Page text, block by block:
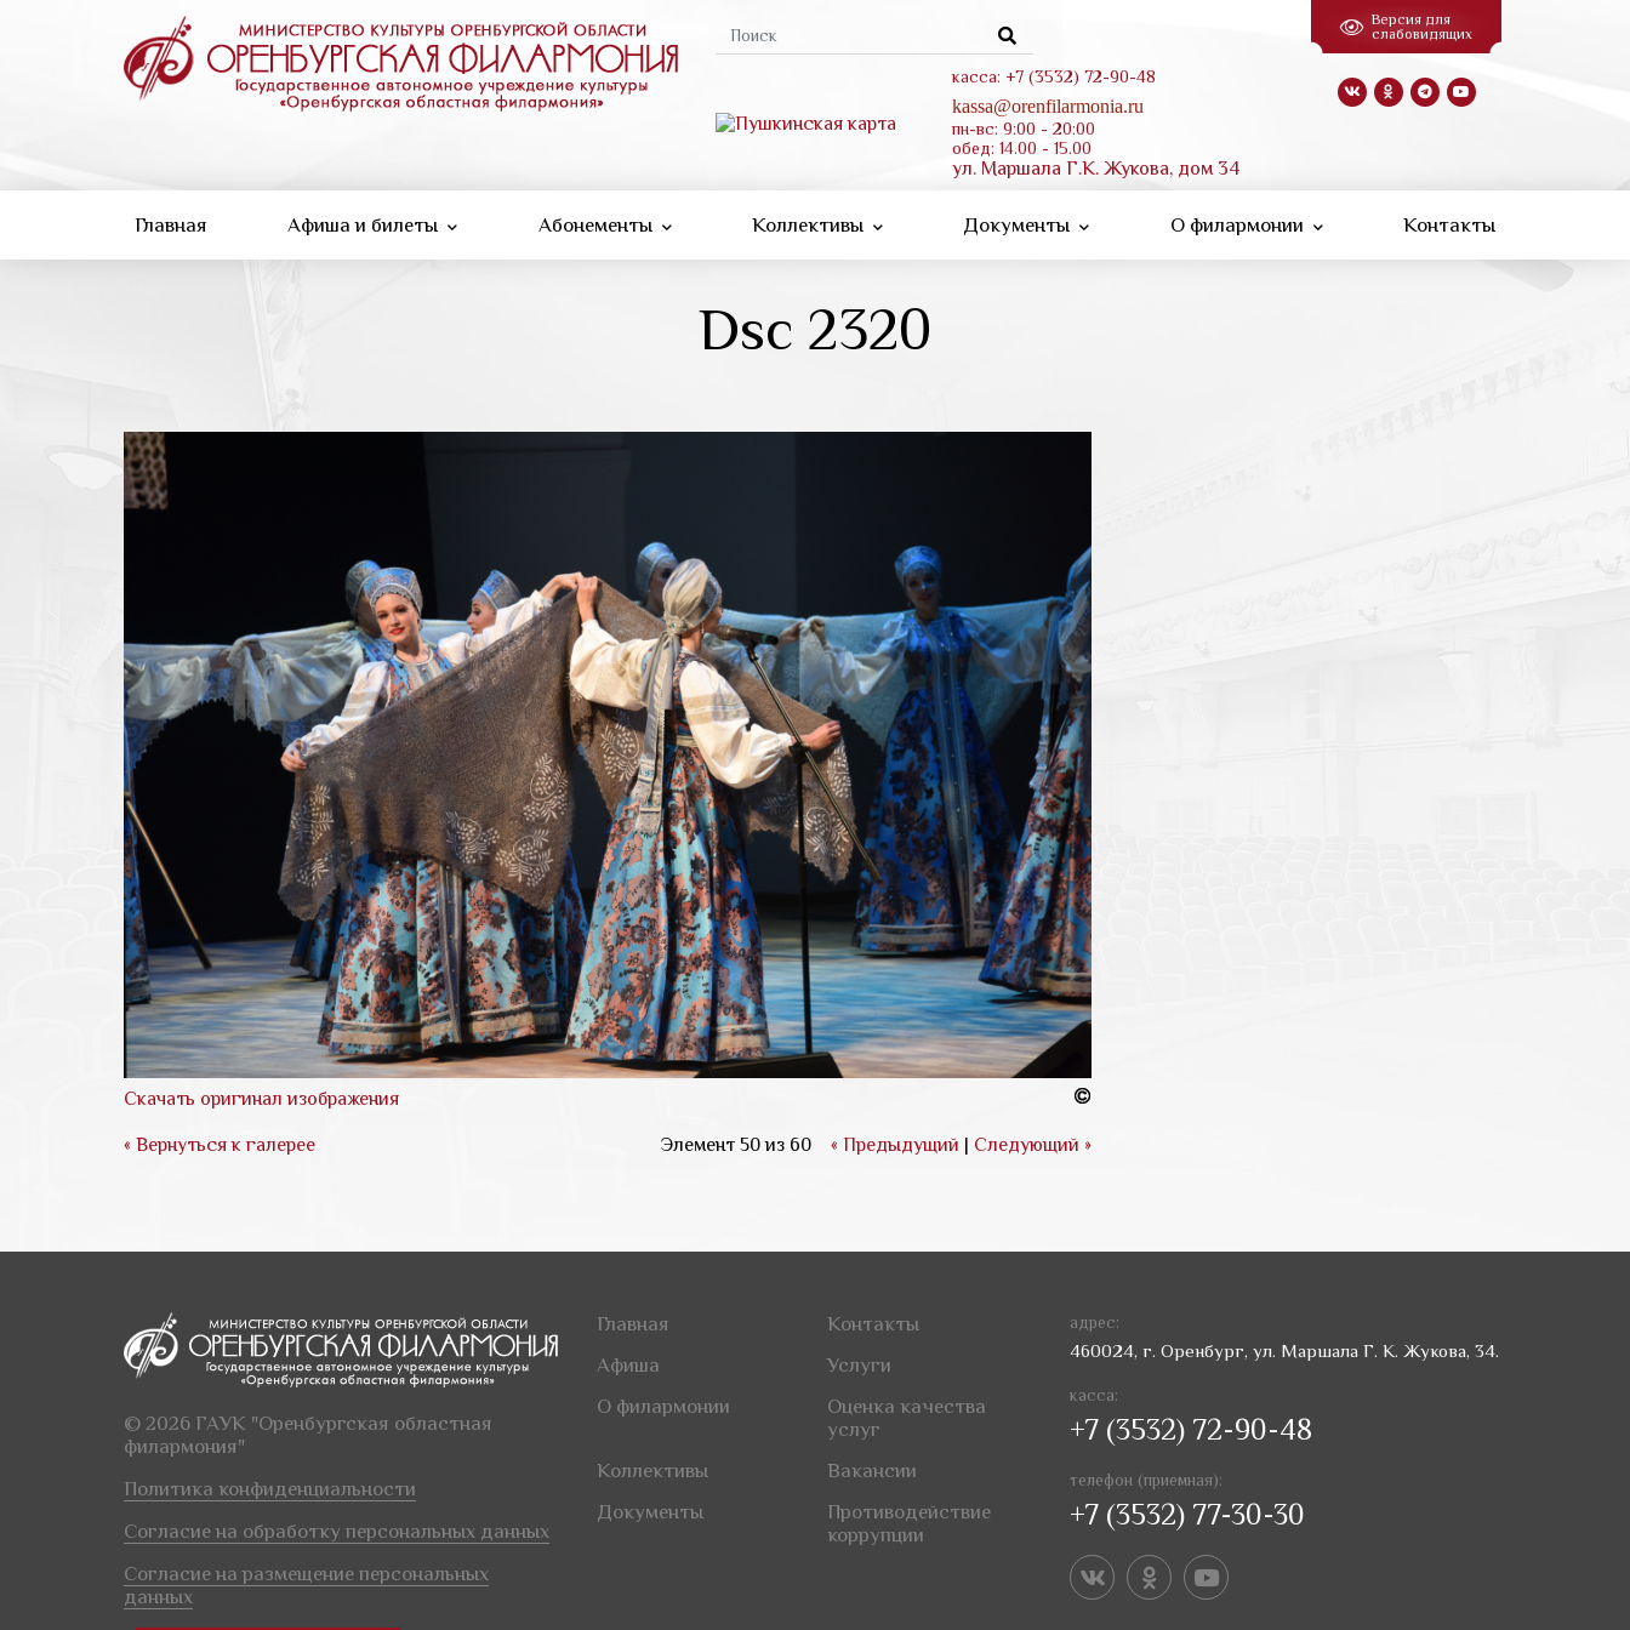
Форма
касса: +7 (3532) 72-90-48
kassa@orenfilarmonia.ru
пн-вс: 9:00 - 20:00
обед: 14.00 - 15.00
ул. Маршала Г.К. Жукова, дом 34
Версия для
слабовидящих
Главная Афиша и билеты Абонементы Коллективы Документы О филармонии Контакты
Dsc 2320
Скачать оригинал изображения
« Вернуться к галерее Элемент 50 из 60 « Предыдущий | Следующий »
© 2026 ГАУК "Оренбургская областная
филармония"
Политика конфиденциальности
Согласие на обработку персональных данных
Согласие на размещение персональных
данных
Главная
Контакты
Афиша
Услуги
О филармонии
Оценка качества
услуг
Коллективы
Вакансии
Документы
Противодействие
коррупции
адрес:
460024, г. Оренбург, ул. Маршала Г. К. Жукова, 34.
касса:
+7 (3532) 72-90-48
телефон (приемная):
+7 (3532) 77-30-30